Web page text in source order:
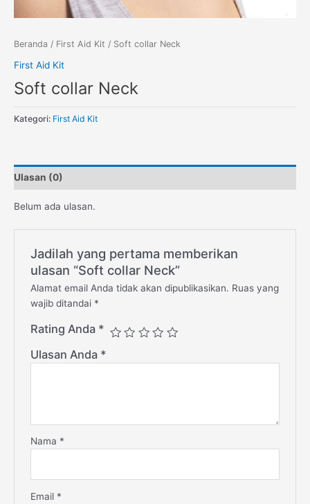
Beranda / First Aid Kit / Soft collar Neck
First Aid Kit
Soft collar Neck
Kategori: First Aid Kit
Ulasan (0)
Belum ada ulasan.
Jadilah yang pertama memberikan
ulasan “Soft collar Neck”
Alamat email Anda tidak akan dipublikasikan. Ruas yang
wajib ditandai *
Rating Anda *
Ulasan Anda *
Nama *
Email *